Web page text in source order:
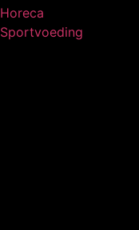
Horeca
Sportvoeding